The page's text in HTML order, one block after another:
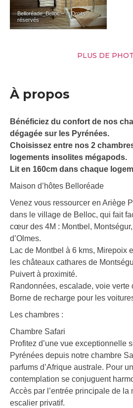
Belloréade_Belloc – © Droits
réservés
PLUS DE
À propos
Bénéficiez du confort de nos
dégagée sur les Pyrénées.
Choisissez entre nos 2
logements insolites mégapods.
Lit en 160cm dans chaque
Maison d’hôtes Belloréade
Venez vous ressourcer en Ariège
dans le village de Belloc, qui fait
cœur des 4M : Montbel,
d’Olmes.
Lac de Montbel à 6 kms, Mirepoix
les châteaux cathares de
Puivert à proximité.
Randonnées, escalade, voie
Borne de recharge pour les
Les chambres :
Chambre Safari
Profitez d’une vue exceptionnelle
Pyrénées depuis notre chambre
parfums d’Afrique australe. Pour
contemplation se conjuguent
Accès par l’entrée principale de la
escalier privatif.